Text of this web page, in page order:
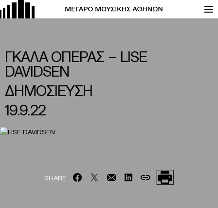
ΓΚΑΛΑ ΟΠΕΡΑΣ – LISE
DAVIDSEN
ΔΗΜΟΣΙΕΥΣΗ
19.9.22
SHARE